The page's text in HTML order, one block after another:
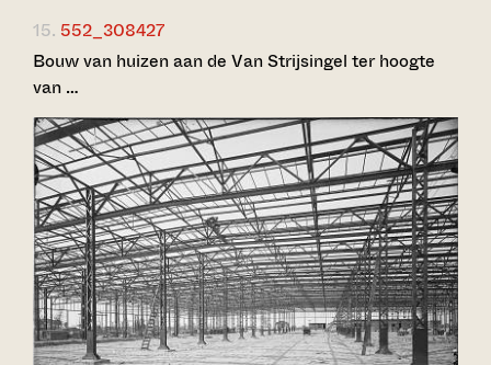
15. 552_308427
Bouw van huizen aan de Van Strijsingel ter hoogte
van …